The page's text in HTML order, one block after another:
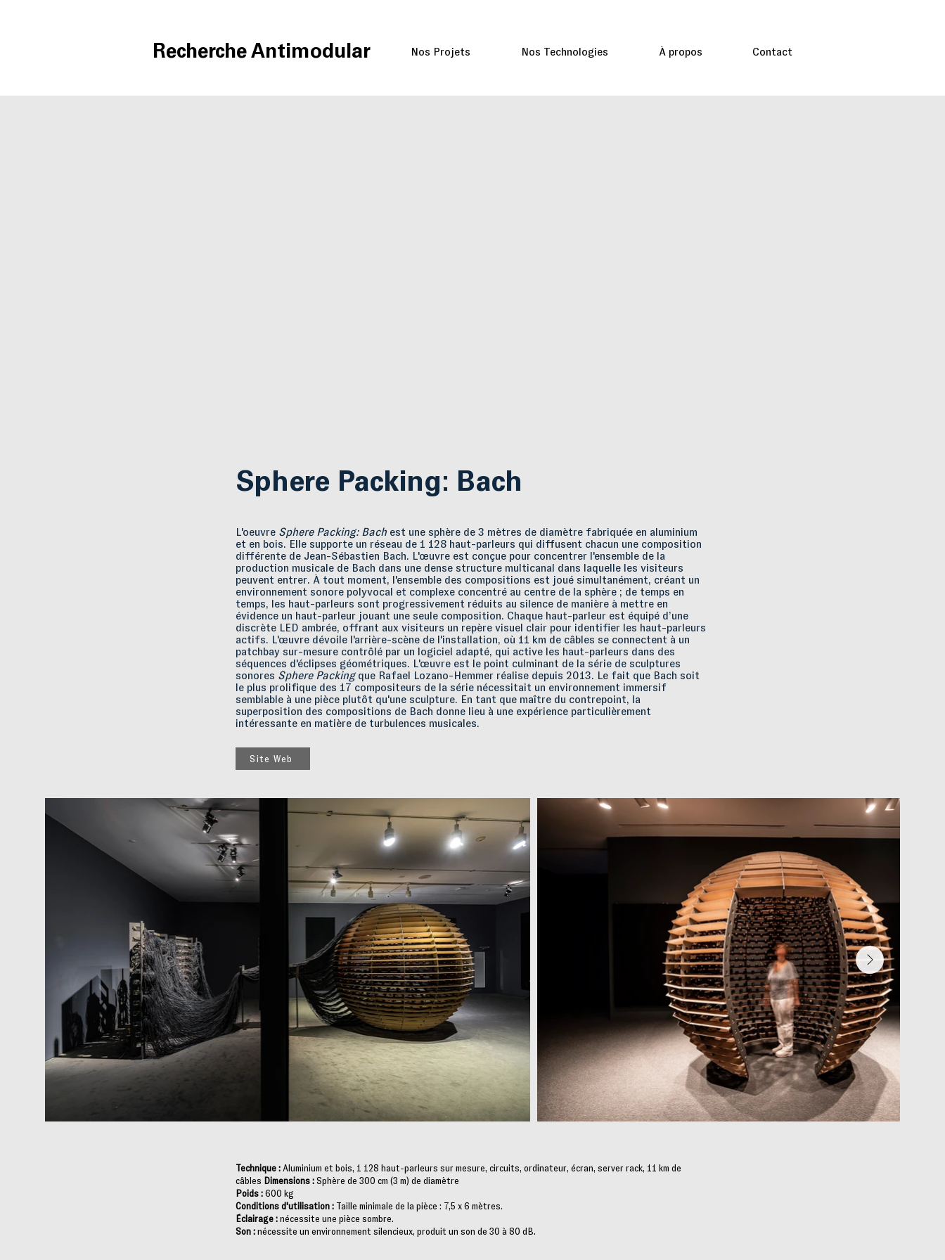
Recherche Antimodular Nos Projets Nos Technologies À propos Contact
Sphere Packing: Bach
L'oeuvre Sphere Packing: Bach est une sphère de 3 mètres de diamètre fabriquée en aluminium
et en bois. Elle supporte un réseau de 1 128 haut-parleurs qui diffusent chacun une composition
différente de Jean-Sébastien Bach. L'œuvre est conçue pour concentrer l'ensemble de la
production musicale de Bach dans une dense structure multicanal dans laquelle les visiteurs
peuvent entrer. À tout moment, l'ensemble des compositions est joué simultanément, créant un
environnement sonore polyvocal et complexe concentré au centre de la sphère ; de temps en
temps, les haut-parleurs sont progressivement réduits au silence de manière à mettre en
évidence un haut-parleur jouant une seule composition. Chaque haut-parleur est équipé d’une
discrète LED ambrée, offrant aux visiteurs un repère visuel clair pour identifier les haut-parleurs
actifs. L'œuvre dévoile l'arrière-scène de l'installation, où 11 km de câbles se connectent à un
patchbay sur-mesure contrôlé par un logiciel adapté, qui active les haut-parleurs dans des
séquences d'éclipses géométriques. L'œuvre est le point culminant de la série de sculptures
sonores Sphere Packingque Rafael Lozano-Hemmer réalise depuis 2013. Le fait que Bach soit
le plus prolifique des 17 compositeurs de la série nécessitait un environnement immersif
semblable à une pièce plutôt qu'une sculpture. En tant que maître du contrepoint, la
superposition des compositions de Bach donne lieu à une expérience particulièrement
intéressante en matière de turbulences musicales.
Site Web
Technique : Aluminium et bois, 1 128 haut-parleurs sur mesure, circuits, ordinateur, écran, server rack, 11 km de
câbles Dimensions : Sphère de 300 cm (3 m) de diamètre
Poids : 600 kg
Conditions d'utilisation : Taille minimale de la pièce : 7,5 x 6 mètres.
Éclairage : nécessite une pièce sombre.
Son : nécessite un environnement silencieux, produit un son de 30 à 80 dB.